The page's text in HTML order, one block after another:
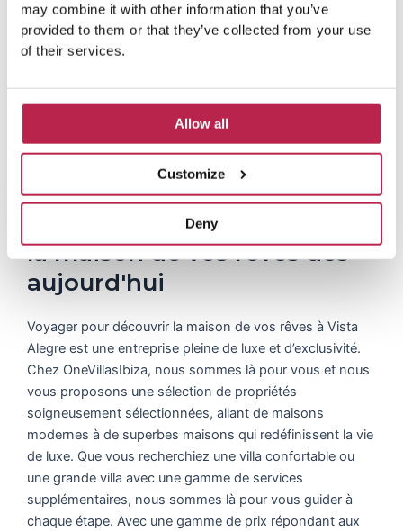
may combine it with other information that you’ve
provided to them or that they’ve collected from your use
of their services.
Allow all
Customize
Deny
n
t
Contactez nous : Découvrez
la maison de vos rêves dès
aujourd'hui
Voyager pour découvrir la maison de vos rêves à Vista
Alegre est une entreprise pleine de luxe et d’exclusivité.
Chez OneVillasIbiza, nous sommes là pour vous et nous
vous proposons une sélection de propriétés
soigneusement sélectionnées, allant de maisons
modernes à de superbes maisons qui redéfinissent la vie
de luxe. Que vous recherchiez une villa confortable ou
une grande villa avec une gamme de services
supplémentaires, nous sommes là pour vous guider à
chaque étape. Avec une gamme de prix répondant aux